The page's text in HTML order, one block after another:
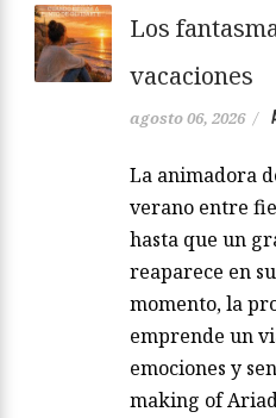
Los
vacaciones
agosto 06, 2026 /
La animadora
verano entre
hasta que un
reaparece en
momento, la
emprende un
emociones y
making of